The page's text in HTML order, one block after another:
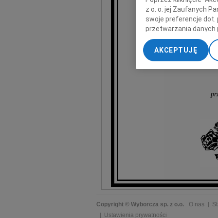
Copyright © Wyborcza sp. z o.o. O nas
Ustawienia prywatności
z o. o. jej Zaufanych
swoje preferencje dot.
przetwarzania danych
„Ustawienia
My, nasi Zaufani
dokładnych danych
Przechowywanie
AKCEPTUJĘ